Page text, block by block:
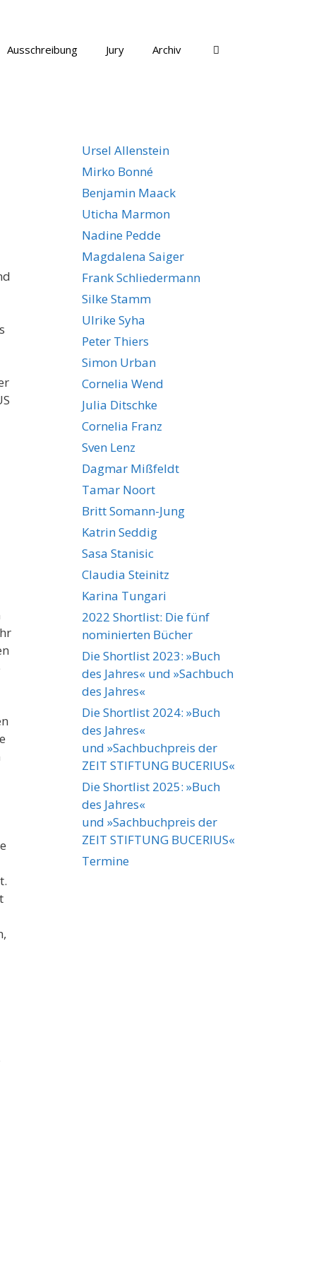
Ausschreibung Jury Archiv
Ursel Allenstein
Mirko Bonné
Benjamin Maack
Uticha Marmon
Nadine Pedde
Magdalena Saiger
Frank Schliedermann
Silke Stamm
Ulrike Syha
Peter Thiers
Simon Urban
Cornelia Wend
Julia Ditschke
Cornelia Franz
Sven Lenz
Dagmar Mißfeldt
Tamar Noort
Britt Somann-Jung
Katrin Seddig
Sasa Stanisic
Claudia Steinitz
Karina Tungari
2022 Shortlist: Die fünf
nominierten Bücher
Die Shortlist 2023: »Buch
des Jahres« und »Sachbuch
des Jahres«
Die Shortlist 2024: »Buch
des Jahres«
und »Sachbuchpreis der
ZEIT STIFTUNG BUCERIUS«
Die Shortlist 2025: »Buch
des Jahres«
und »Sachbuchpreis der
ZEIT STIFTUNG BUCERIUS«
Termine